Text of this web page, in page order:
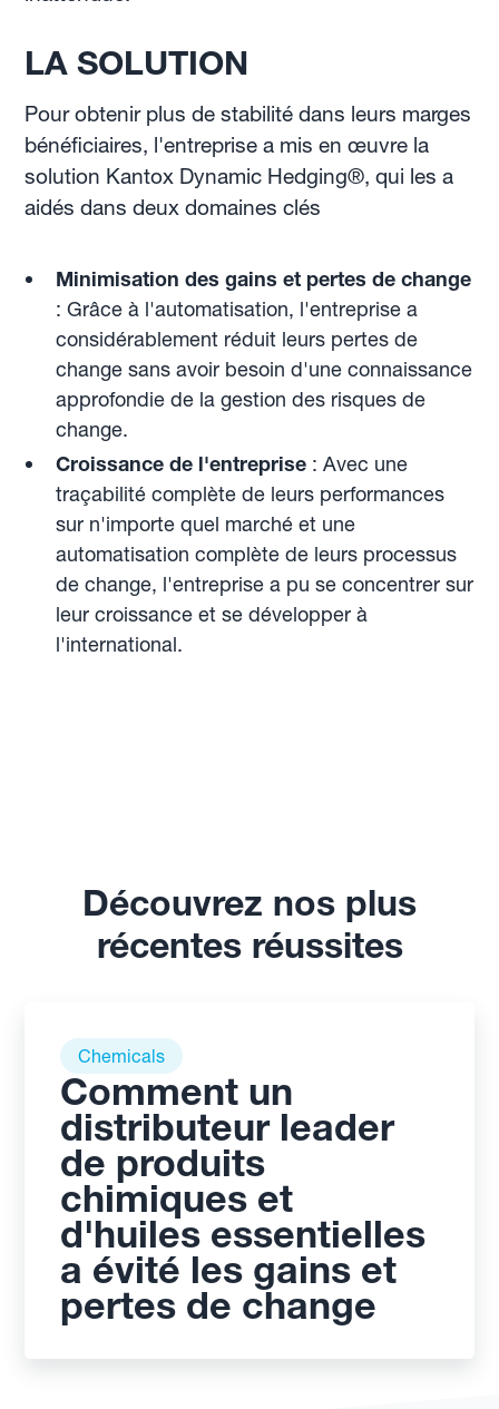
LA SOLUTION
Pour obtenir plus de stabilité dans leurs marges
bénéficiaires, l'entreprise a mis en œuvre la
solution Kantox Dynamic Hedging®, qui les a
aidés dans deux domaines clés
Minimisation des gains et pertes de change
: Grâce à l'automatisation, l'entreprise a
considérablement réduit leurs pertes de
change sans avoir besoin d'une connaissance
approfondie de la gestion des risques de
change.
Croissance de l'entreprise : Avec une
traçabilité complète de leurs performances
sur n'importe quel marché et une
automatisation complète de leurs processus
de change, l'entreprise a pu se concentrer sur
leur croissance et se développer à
l'international.
Découvrez nos plus
récentes réussites
Chemicals
Comment un
distributeur leader
de produits
chimiques et
d'huiles essentielles
a évité les gains et
pertes de change